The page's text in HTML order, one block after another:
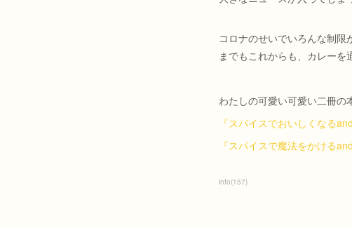
コロナのせいでいろんな制
までもこれからも、カレーを
わたしの可愛い可愛い二冊の
『スパイスでおいしくなる
『スパイスで魔法をかける
info(157)